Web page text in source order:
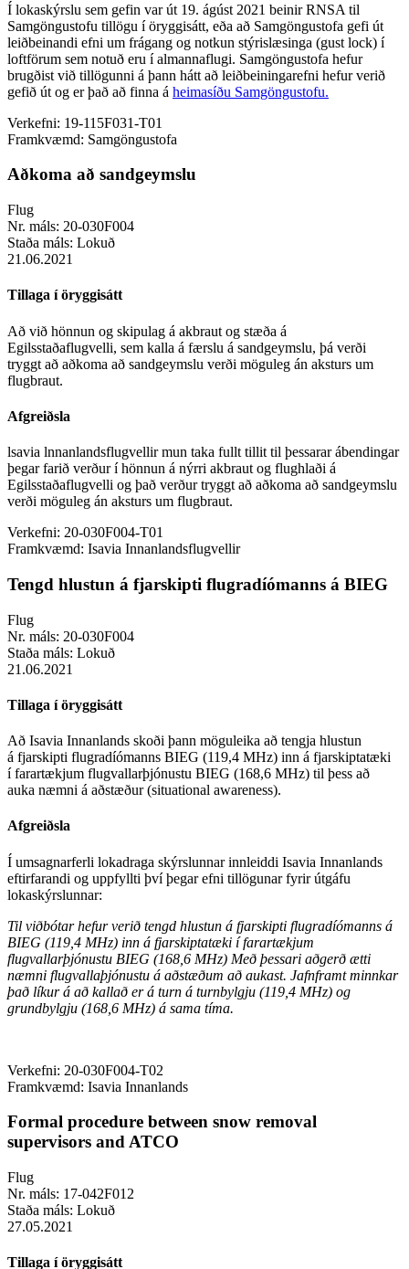
Í lokaskýrslu sem gefin var út 19. ágúst 2021 beinir RNSA til
Samgöngustofu tillögu í öryggisátt, eða að Samgöngustofa gefi út
leiðbeinandi efni um frágang og notkun stýrislæsinga (gust lock) í
loftförum sem notuð eru í almannaflugi. Samgöngustofa hefur
brugðist við tillögunni á þann hátt að leiðbeiningarefni hefur verið
gefið út og er það að finna á heimasíðu Samgöngustofu.
Verkefni: 19-115F031-T01
Framkvæmd: Samgöngustofa
Aðkoma að sandgeymslu
Flug
Nr. máls: 20-030F004
Staða máls: Lokuð
21.06.2021
Tillaga í öryggisátt
Að við hönnun og skipulag á akbraut og stæða á
Egilsstaðaflugvelli, sem kalla á færslu á sandgeymslu, þá verði
tryggt að aðkoma að sandgeymslu verði möguleg án aksturs um
flugbraut.
Afgreiðsla
lsavia lnnanlandsflugvellir mun taka fullt tillit til þessarar ábendingar
þegar farið verður í hönnun á nýrri akbraut og flughlaði á
Egilsstaðaflugvelli og það verður tryggt að aðkoma að sandgeymslu
verði möguleg án aksturs um flugbraut.
Verkefni: 20-030F004-T01
Framkvæmd: Isavia Innanlandsflugvellir
Tengd hlustun á fjarskipti flugradíómanns á BIEG
Flug
Nr. máls: 20-030F004
Staða máls: Lokuð
21.06.2021
Tillaga í öryggisátt
Að Isavia Innanlands skoði þann möguleika að tengja hlustun
á fjarskipti flugradíómanns BIEG (119,4 MHz) inn á fjarskiptatæki
í farartækjum flugvallarþjónustu BIEG (168,6 MHz) til þess að
auka næmni á aðstæður (situational awareness).
Afgreiðsla
Í umsagnarferli lokadraga skýrslunnar innleiddi Isavia Innanlands
eftirfarandi og uppfyllti því þegar efni tillögunar fyrir útgáfu
lokaskýrslunnar:
Til viðbótar hefur verið tengd hlustun á fjarskipti flugradíómanns á
BIEG (119,4 MHz) inn á fjarskiptatæki í farartækjum
flugvallarþjónustu BIEG (168,6 MHz) Með þessari aðgerð ætti
næmni flugvallaþjónustu á aðstæðum að aukast. Jafnframt minnkar
það líkur á að kallað er á turn á turnbylgju (119,4 MHz) og
grundbylgju (168,6 MHz) á sama tíma.
Verkefni: 20-030F004-T02
Framkvæmd: Isavia Innanlands
Formal procedure between snow removal
supervisors and ATCO
Flug
Nr. máls: 17-042F012
Staða máls: Lokuð
27.05.2021
Tillaga í öryggisátt